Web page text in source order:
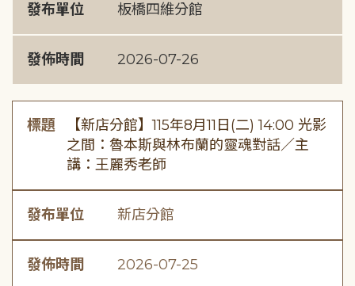
發布單位 板橋四維分館
發佈時間 2026-07-26
標題
【新店分館】115年8月11日(二) 14:00 光影
之間：魯本斯與林布蘭的靈魂對話／主
講：王麗秀老師
發布單位 新店分館
發佈時間 2026-07-25